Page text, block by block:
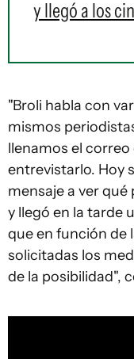
y llegó a los
"Broli habla con
mismos
llenamos el
entrevistarlo. Hoy
mensaje a ver
y llegó en la tarde
que en función de
solicitadas los
de la posibilidad",